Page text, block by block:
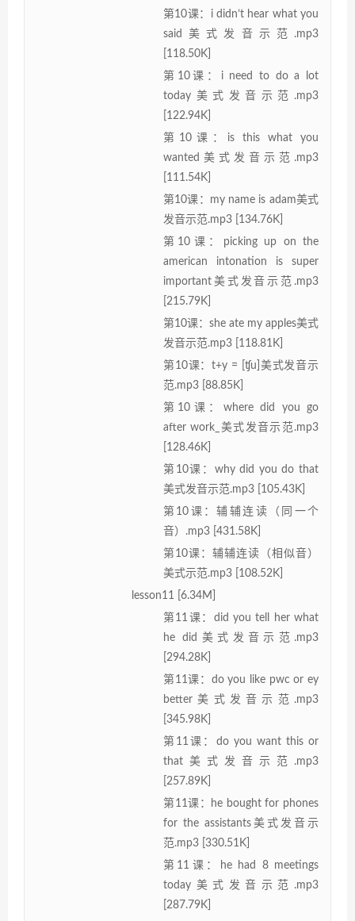
第10课：i didn’t hear what you
said美式发音示范.mp3
[118.50K]
第10课：i need to do a lot
today美式发音示范.mp3
[122.94K]
第10课：is this what you
wanted美式发音示范.mp3
[111.54K]
第10课：my name is adam美式
发音示范.mp3 [134.76K]
第10课：picking up on the
american intonation is super
important美式发音示范.mp3
[215.79K]
第10课：she ate my apples美式
发音示范.mp3 [118.81K]
第10课：t+y = [ʧu]美式发音示
范.mp3 [88.85K]
第10课：where did you go
after work_美式发音示范.mp3
[128.46K]
第10课：why did you do that
美式发音示范.mp3 [105.43K]
第10课：辅辅连读（同一个
音）.mp3 [431.58K]
第10课：辅辅连读（相似音）
美式示范.mp3 [108.52K]
lesson11 [6.34M]
第11课：did you tell her what
he did美式发音示范.mp3
[294.28K]
第11课：do you like pwc or ey
better美式发音示范.mp3
[345.98K]
第11课：do you want this or
that美式发音示范.mp3
[257.89K]
第11课：he bought for phones
for the assistants美式发音示
范.mp3 [330.51K]
第11课：he had 8 meetings
today美式发音示范.mp3
[287.79K]